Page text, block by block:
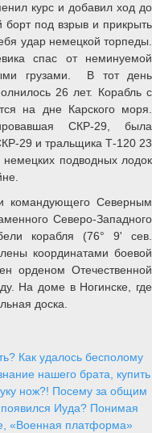
курс и добавил ход до
борт под взрыв и прикрыть
удар немецкой торпеды.
спас от неминуемой
грузами. В тот день
26 лет. Корабль с
на дне Карского моря.
СКР-29, была
29 и тральщика Т-120 23
подводных лодок
командующего Северным
Северо-Западного
корабля (76° 9' сев.
координатами боевой
орденом Отечественной
На доме в Ногинске, где
доска.
Как удалось бесполому
нашего брата, купить
нож?! Посему за общим
Иуда? Понимая
«Военная платформа»